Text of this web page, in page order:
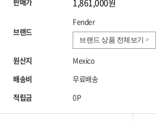
판매가 1,861,000원
브랜드
Fender
브랜드 상품 전체보기 >
원산지
Mexico
배송비
무료배송
적립금
0P